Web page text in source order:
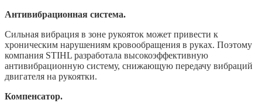
Антивибрационная система.
Сильная вибрация в зоне рукояток может привести к
хроническим нарушениям кровообращения в руках. Поэтому
компания STIHL разработала высокоэффективную
антивибрационную систему, снижающую передачу вибраций
двигателя на рукоятки.
Компенсатор.